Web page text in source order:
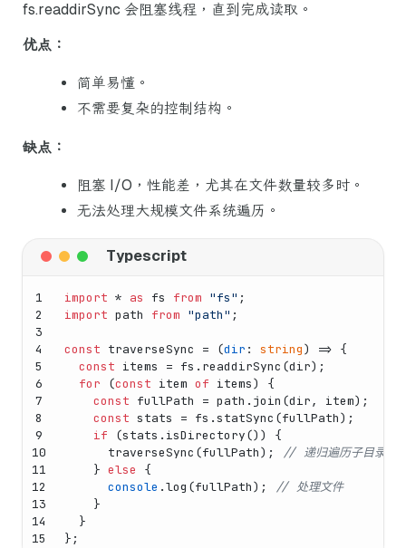
fs.readdirSync 会阻塞线程，直到完成读取。
优点：
简单易懂。
不需要复杂的控制结构。
缺点：
阻塞 I/O，性能差，尤其在文件数量较多时。
无法处理大规模文件系统遍历。
1
2
3
4
5
6
7
8
9
10
11
12
13
14
15
import * as fs from "fs" ;
import path from "path" ;
const traverseSync = (dir : string) => {
const items = fs. readdirSync (dir);
for (const item of items) {
const fullPath = path. join (dir, item);
const stats = fs.statSync (fullPath);
if (stats. isDirectory()) {
traverseSync (fullPath);
// 递归遍历子目录
    }
else
{
console .log (fullPath);
// 处理文件
    }
  }
};